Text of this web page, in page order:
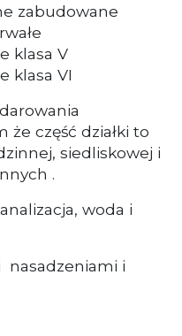
zabudowane
klasa V
klasa VI
część działki to
siedliskowej i
.
woda i
nasadzeniami i